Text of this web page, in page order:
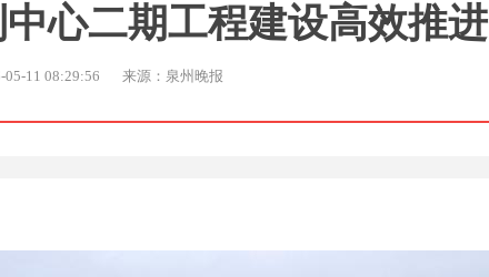
心二期工程建设高效推进
05-11 08:29:56 来源：泉州晚报